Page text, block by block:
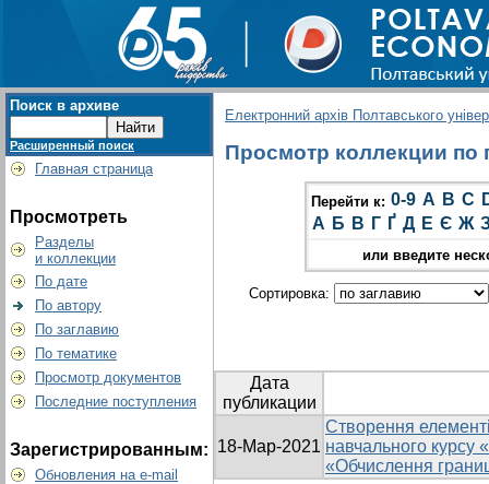
Поиск в архиве
Расширенный поиск
Главная страница
Просмотреть
Разделы
и коллекции
По дате
По автору
По заглавию
По тематике
Просмотр документов
Последние поступления
Зарегистрированным:
Обновления на e-mail
Електронний архів Полтавського
Просмотр коллекции по
Перейти к: 0-9 A B C
А Б В Г Ґ Д Е Є Ж
или введите
Сортировка:
Дата
публикации
18-Мар-2021
Створення
навчального курсу
«Обчислення